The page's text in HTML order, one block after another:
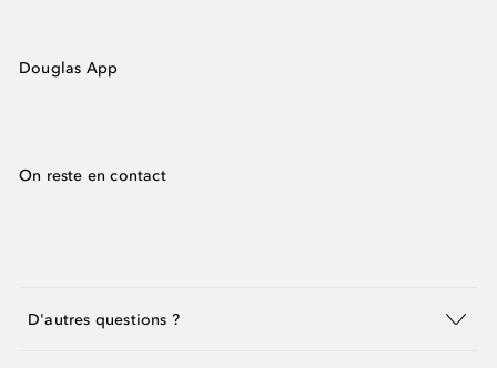
Douglas App
On reste en contact
D'autres questions ?